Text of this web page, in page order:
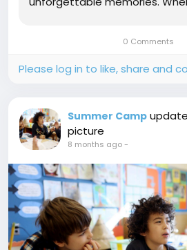
and thrive in one of...0 Comments
Please log in to like, share and
Summer Camp
picture
8 months ago-